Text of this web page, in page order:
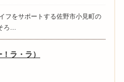
フをサポートする佐野市小見町の
ろ…
ラ・ラ）